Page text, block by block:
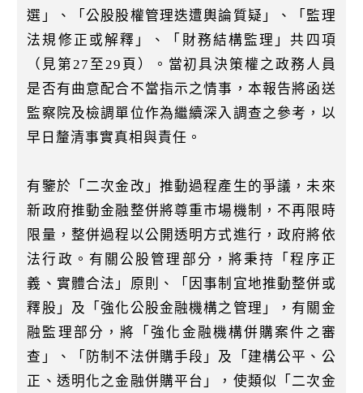
選」、「公股股權管理迭遭輿論質疑」、「監理
法規修正或解釋」、「財務結構監理」共四項
（見第27至29頁）。當初具決策權之政務人員
是否有曲意配合不當指示之情事，本報告將函送
監察院及檢調單位作為繼續深入調查之參考，以
早日釐清事實真相與責任。
有鑒於「二次金改」推動過程產生的爭議，未來
新政府推動金融整併將尊重市場機制，不再限時
限量，整併過程以公開透明方式進行，政府將依
法行政。有關公股管理部分，將秉持「程序正
義、實體合法」原則、「因事制宜地推動整併或
釋股」及「強化公股金融機構之管理」，有關金
融監理部分，將「強化金融機構併購案件之審
查」、「防制不法併購手段」及「建構公平、公
正、透明化之金融併購平台」，使類似「二次金